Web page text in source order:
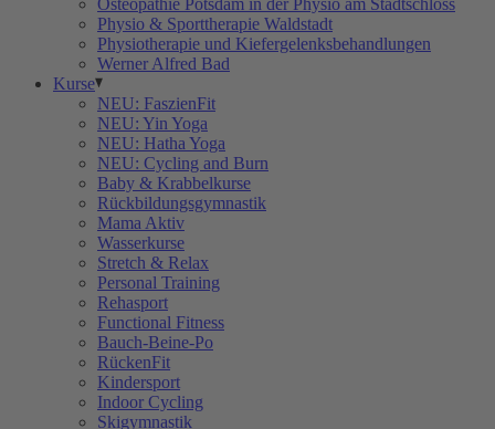
Osteopathie Potsdam in der Physio am Stadtschloss
Physio & Sporttherapie Waldstadt
Physiotherapie und Kiefergelenksbehandlungen
Werner Alfred Bad
Kurse
NEU: FaszienFit
NEU: Yin Yoga
NEU: Hatha Yoga
NEU: Cycling and Burn
Baby & Krabbelkurse
Rückbildungsgymnastik
Mama Aktiv
Wasserkurse
Stretch & Relax
Personal Training
Rehasport
Functional Fitness
Bauch-Beine-Po
RückenFit
Kindersport
Indoor Cycling
Skigymnastik